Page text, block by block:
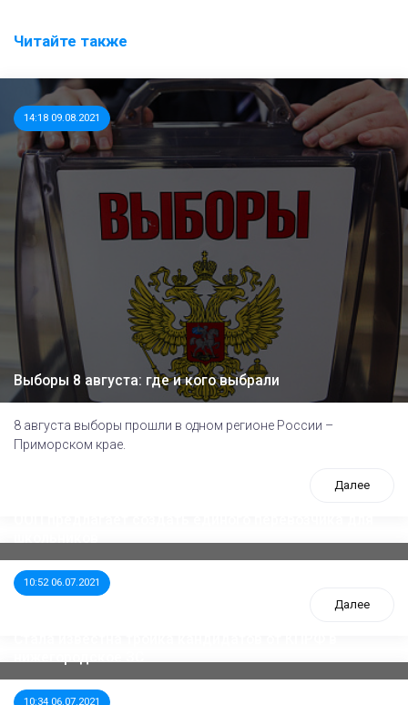
Читайте также
14:18 09.08.2021
Выборы 8 августа: где и кого выбрали
8 августа выборы прошли в одном регионе России –
Приморском крае.
Далее
10:52 06.07.2021
Далее
10:34 06.07.2021